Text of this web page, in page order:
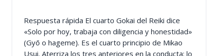
Respuesta rápida El cuarto Gokai del Reiki dice
«Solo por hoy, trabaja con diligencia y honestidad»
(Gyō o hageme). Es el cuarto principio de Mikao
Usui. Aterriza los tres anteriores en la conducta: lo